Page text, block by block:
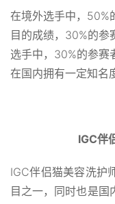
在境外选手中，50%
目的成绩，30%的参
选手中，30%的参赛
在国内拥有一定知名
IGC伴
IGC伴侣猫美容洗护
目之一，同时也是国